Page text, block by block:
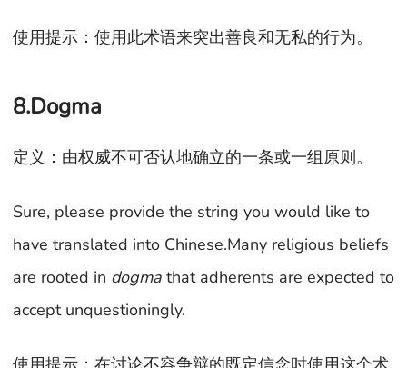
使用提示：使用此术语来突出善良和无私的行为。
8.Dogma
定义：由权威不可否认地确立的一条或一组原则。
Sure, please provide the string you would like to
have translated into Chinese.Many religious beliefs
are rooted in dogma that adherents are expected to
accept unquestioningly.